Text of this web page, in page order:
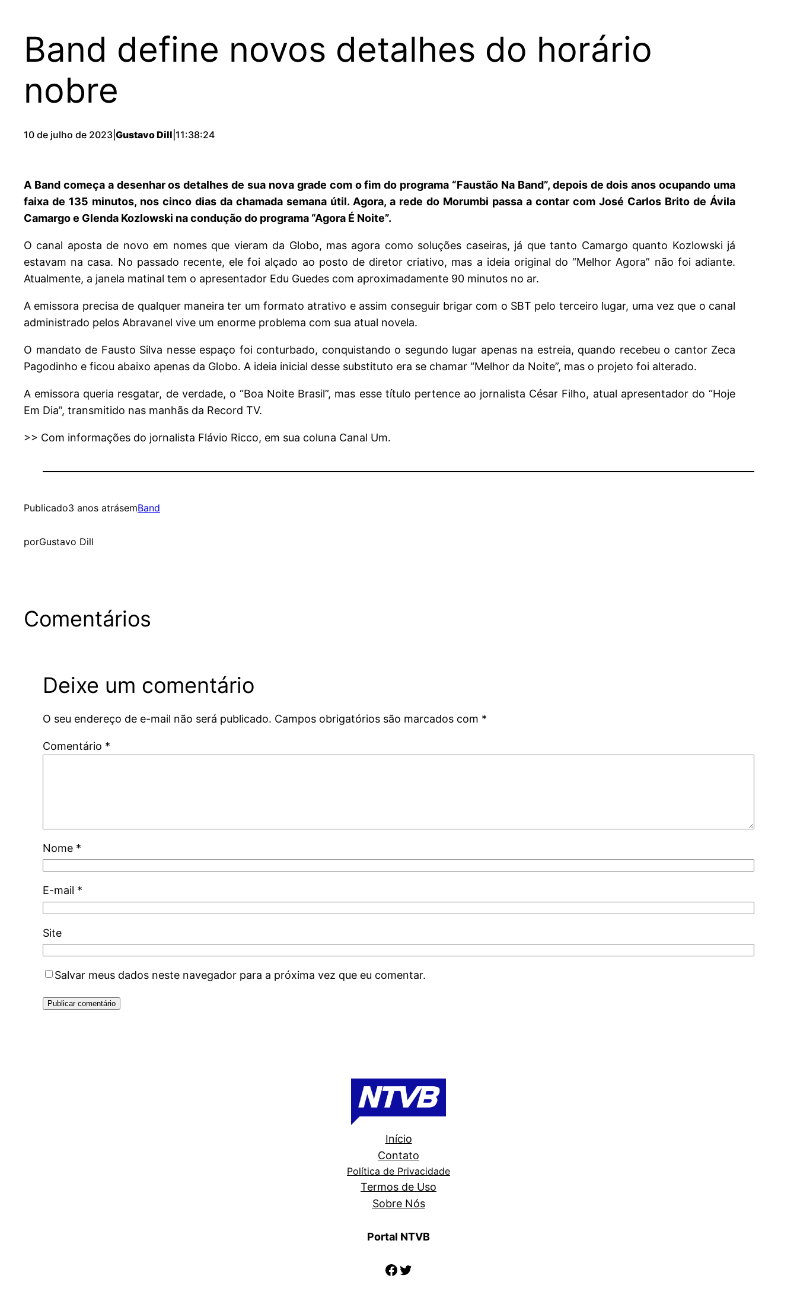
Band define novos detalhes do horário
nobre
10 de julho de 2023 Gustavo Dill 11:38:24
A Band começa a desenhar os detalhes de sua nova grade com o fim do programa “Faustão Na Band”, depois de dois anos ocupando uma
faixa de 135 minutos, nos cinco dias da chamada semana útil. Agora, a rede do Morumbi passa a contar com José Carlos Brito de Ávila
Camargo e Glenda Kozlowski na condução do programa “Agora É Noite”.
O canal aposta de novo em nomes que vieram da Globo, mas agora como soluções caseiras, já que tanto Camargo quanto Kozlowski já
estavam na casa. No passado recente, ele foi alçado ao posto de diretor criativo, mas a ideia original do “Melhor Agora” não foi adiante.
Atualmente, a janela matinal tem o apresentador Edu Guedes com aproximadamente 90 minutos no ar.
A emissora precisa de qualquer maneira ter um formato atrativo e assim conseguir brigar com o SBT pelo terceiro lugar, uma vez que o canal
administrado pelos Abravanel vive um enorme problema com sua atual novela.
O mandato de Fausto Silva nesse espaço foi conturbado, conquistando o segundo lugar apenas na estreia, quando recebeu o cantor Zeca
Pagodinho e ficou abaixo apenas da Globo. A ideia inicial desse substituto era se chamar “Melhor da Noite”, mas o projeto foi alterado.
A emissora queria resgatar, de verdade, o “Boa Noite Brasil”, mas esse título pertence ao jornalista César Filho, atual apresentador do “Hoje
Em Dia”, transmitido nas manhãs da Record TV.
>> Com informações do jornalista Flávio Ricco, em sua coluna Canal Um.
Publicado3 anos atrásemBand
porGustavo Dill
Comentários
Deixe um comentário
O seu endereço de e-mail não será publicado. Campos obrigatórios são marcados com *
Comentário *
Nome *
E-mail *
Site
Salvar meus dados neste navegador para a próxima vez que eu comentar.
Início
Contato
Política de Privacidade
Termos de Uso
Sobre Nós
Portal NTVB
Facebook
Twitter